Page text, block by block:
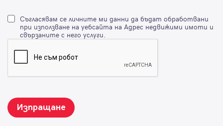
Съгласявам се личните ми данни да бъдат обработвани
при използване на уебсайта на Адрес недвижими имоти и
свързаните с него услуги.
Изпращане